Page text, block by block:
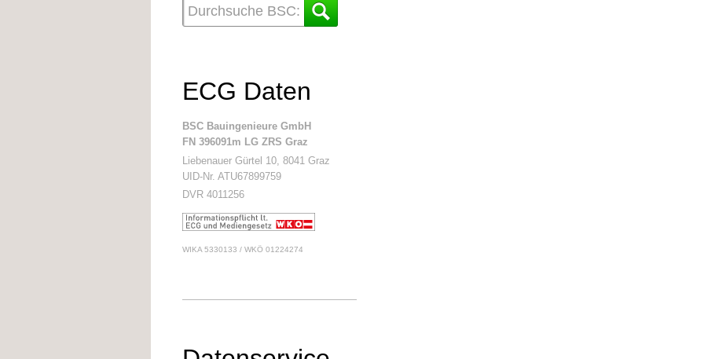
ECG Daten
BSC Bauingenieure GmbH
FN 396091m LG ZRS Graz
Liebenauer Gürtel 10, 8041 Graz
UID-Nr. ATU67899759
DVR 4011256
WIKA 5330133 / WKÖ 01224274